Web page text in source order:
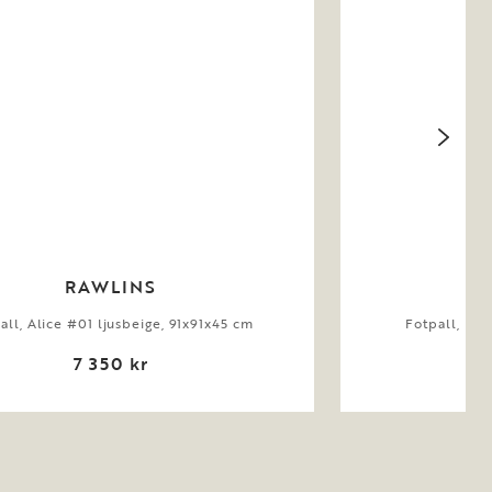
RAWLINS
Alice #01 ljusbeige, 91x91x45 cm
7 350 kr
Fotpall,